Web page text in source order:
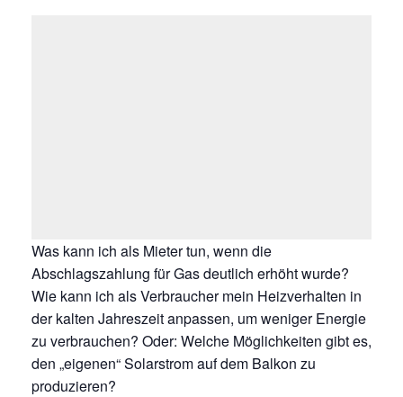
Was kann ich als Mieter tun, wenn die
Abschlagszahlung für Gas deutlich erhöht wurde?
Wie kann ich als Verbraucher mein Heizverhalten in
der kalten Jahreszeit anpassen, um weniger Energie
zu verbrauchen? Oder: Welche Möglichkeiten gibt es,
den „eigenen“ Solarstrom auf dem Balkon zu
produzieren?